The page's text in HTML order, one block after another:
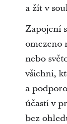
a žít v
Zapojení
omezeno
nebo
všichni,
a
účastí v
bez